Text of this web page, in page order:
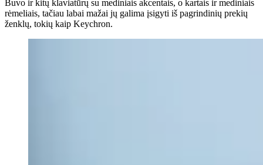
Buvo ir kitų klaviatūrų su mediniais akcentais, o kartais ir mediniais
rėmeliais, tačiau labai mažai jų galima įsigyti iš pagrindinių prekių
ženklų, tokių kaip Keychron.